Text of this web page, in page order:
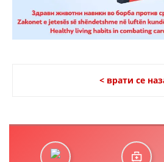
< врати се